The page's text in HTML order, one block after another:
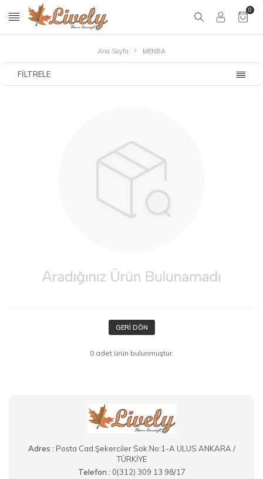
0
Ana Sayfa MENBA
FILTRELE
GERI DÖN
0 adet ürün bulunmuştur.
Adres : Posta Cad.Şekerciler Sok.No:1-A ULUS ANKARA /
TÜRKİYE
Telefon : 0(312) 309 13 98/17